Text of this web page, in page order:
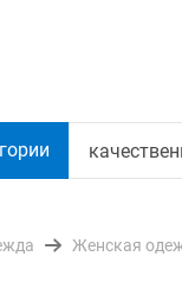
Женская